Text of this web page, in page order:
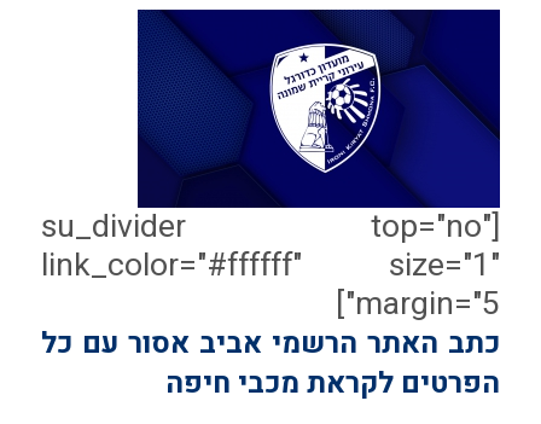
[su_divider top="no"
link_color="#ffffff" size="1"
margin="5"]
כתב האתר הרשמי אביב אסור עם כל
הפרטים לקראת מכבי חיפה